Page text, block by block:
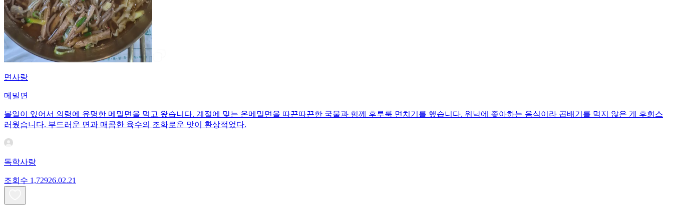
면사랑
메밀면
볼일이 있어서 의령에 유명한 메밀면을 먹고 왔습니다. 계절에 맞는 온메밀면을 따끈따끈한 국물과 힘께 후루룩 면치기를 했습니다. 워낙에 좋아하는 음식이라 곱배기를 먹지 않은 게 후회스
러웠습니다. 부드러운 면과 매콤한 육수의 조화로운 맛이 환상적었다.
독학사랑
조회수 1,72926.02.21